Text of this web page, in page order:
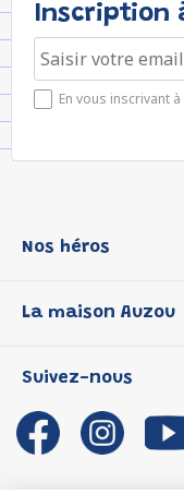
Inscription
En vous inscrivant
Nos héros
P'tit Loup
Les Influenceuses
Migali
Petite Taupe
La maison Auzou
Notre histoire
Auzou s'engage
Auteurs et
Suivez-nous